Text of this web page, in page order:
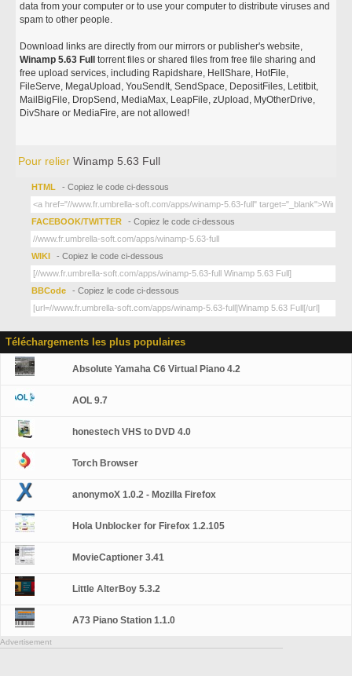
data from your computer or to use your computer to distribute viruses and
spam to other people.
Download links are directly from our mirrors or publisher's website,
Winamp 5.63 Full
torrent files or shared files from free file sharing and
free upload services, including Rapidshare, HellShare, HotFile,
FileServe, MegaUpload, YouSendIt, SendSpace, DepositFiles, Letitbit,
MailBigFile, DropSend, MediaMax, LeapFile, zUpload, MyOtherDrive,
DivShare or MediaFire, are not allowed!
Pour relierWinamp 5.63 Full
HTML - Copiez le code ci-dessous
FACEBOOK/TWITTER - Copiez le code ci-dessous
WIKI - Copiez le code ci-dessous
BBCode - Copiez le code ci-dessous
Téléchargements les plus populaires
Absolute Yamaha C6 Virtual Piano 4.2
AOL 9.7
honestech VHS to DVD 4.0
Torch Browser
anonymoX 1.0.2 - Mozilla Firefox
Hola Unblocker for Firefox 1.2.105
MovieCaptioner 3.41
Little AlterBoy 5.3.2
A73 Piano Station 1.1.0
Advertisement